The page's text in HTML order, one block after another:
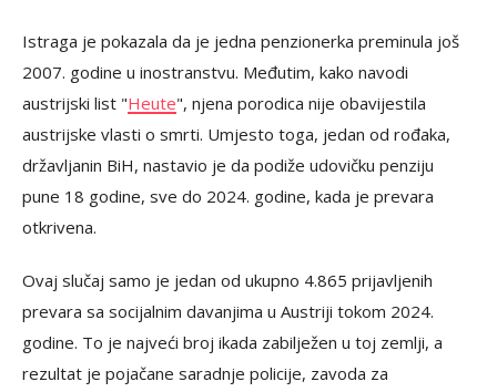
Istraga je pokazala da je jedna penzionerka preminula još
2007. godine u inostranstvu. Međutim, kako navodi
austrijski list "Heute", njena porodica nije obavijestila
austrijske vlasti o smrti. Umjesto toga, jedan od rođaka,
državljanin BiH, nastavio je da podiže udovičku penziju
pune 18 godine, sve do 2024. godine, kada je prevara
otkrivena.
Ovaj slučaj samo je jedan od ukupno 4.865 prijavljenih
prevara sa socijalnim davanjima u Austriji tokom 2024.
godine. To je najveći broj ikada zabilježen u toj zemlji, a
rezultat je pojačane saradnje policije, zavoda za